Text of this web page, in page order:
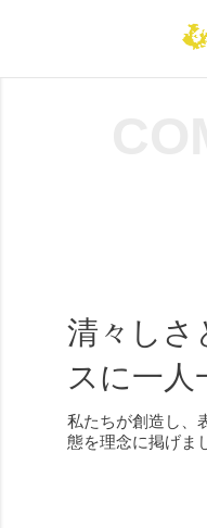
清々しさ
スに一人
私たちが創造し、
態を理念に掲げま